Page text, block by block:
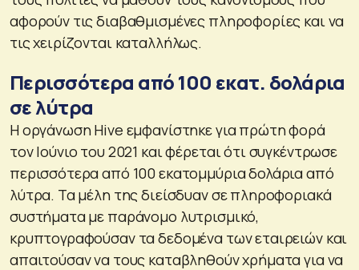
αφορούν τις διαβαθμισμένες πληροφορίες και να
τις χειρίζονται καταλλήλως.
Περισσότερα από 100 εκατ. δολάρια
σε λύτρα
Η οργάνωση Hive εμφανίστηκε για πρώτη φορά
τον Ιούνιο του 2021 και φέρεται ότι συγκέντρωσε
περισσότερα από 100 εκατομμύρια δολάρια από
λύτρα. Τα μέλη της διείσδυαν σε πληροφοριακά
συστήματα με παράνομο λυτρισμικό,
κρυπτογραφούσαν τα δεδομένα των εταιρειών και
απαιτούσαν να τους καταβληθούν χρήματα για να